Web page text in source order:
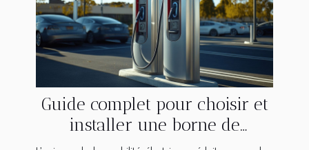
Guide complet pour choisir et
installer une borne de
recharge électrique